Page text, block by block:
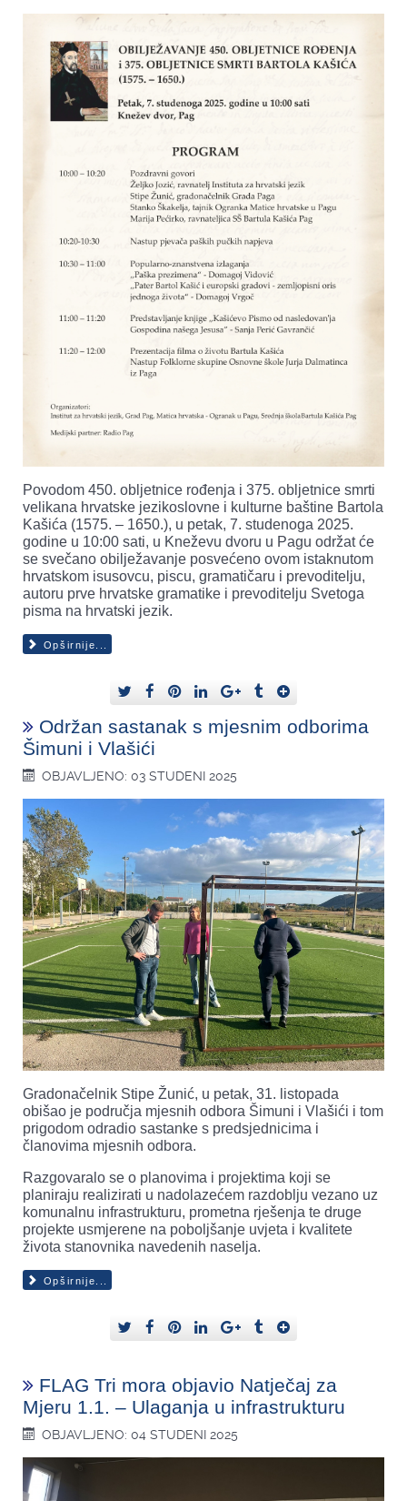
Povodom 450. obljetnice rođenja i 375. obljetnice smrti
velikana hrvatske jezikoslovne i kulturne baštine Bartola
Kašića (1575. – 1650.), u petak, 7. studenoga 2025.
godine u 10:00 sati, u Kneževu dvoru u Pagu održat će
se svečano obilježavanje posvećeno ovom istaknutom
hrvatskom isusovcu, piscu, gramatičaru i prevoditelju,
autoru prve hrvatske gramatike i prevoditelju Svetoga
pisma na hrvatski jezik.
Opširnije...
Održan sastanak s mjesnim odborima
Šimuni i Vlašići
OBJAVLJENO: 03 STUDENI 2025
Gradonačelnik Stipe Žunić, u petak, 31. listopada
obišao je područja mjesnih odbora Šimuni i Vlašići i tom
prigodom odradio sastanke s predsjednicima i
članovima mjesnih odbora.
Razgovaralo se o planovima i projektima koji se
planiraju realizirati u nadolazećem razdoblju vezano uz
komunalnu infrastrukturu, prometna rješenja te druge
projekte usmjerene na poboljšanje uvjeta i kvalitete
života stanovnika navedenih naselja.
Opširnije...
FLAG Tri mora objavio Natječaj za
Mjeru 1.1. – Ulaganja u infrastrukturu
OBJAVLJENO: 04 STUDENI 2025